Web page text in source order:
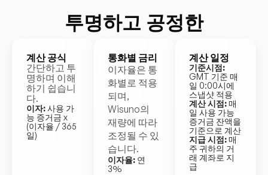
투명하고 공정한
계산 공식
간단하고 투
명하며 이해
하기 쉽습니
다.
이자:사용 가
능 증거금 x
(이자율 / 365
일)
통화별 금리
이자율은 통
화별로 적용
되며,
Wisuno의
재량에 따라
조정될 수 있
습니다.
이자율: 연
3%
계산 일정
기준시점:
GMT 기준 매
일 0:00시에
스냅샷 적용
계산 시점:매
일 사용 가능
증거금 잔액을
기준으로 계산
지급 시점:매
주 귀하의 거
래 계좌로 지
급